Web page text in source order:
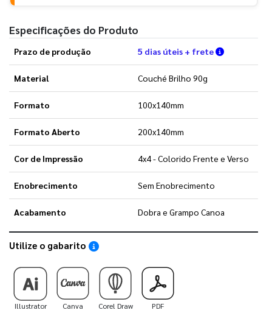
Especificações do Produto
Prazo de produção 5 dias úteis + frete Verifique
Material Couché Brilho 90g
Formato 100x140mm
Formato Aberto 200x140mm
Cor de Impressão 4x4 - Colorido Frente e Verso
Enobrecimento Sem Enobrecimento
Acabamento Dobra e Grampo Canoa
Utilize o gabarito Saiba como utilizar os nossos gabaritos
Illustrator Canva Corel Draw PDF